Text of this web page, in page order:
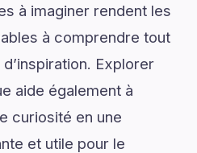
à imaginer rendent les
à comprendre tout
Explorer
aide également à
curiosité en une
et utile pour le